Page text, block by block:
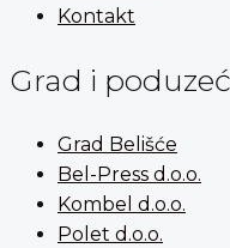
Kontakt
Grad i
Grad Belišće
Bel-Press d.o.o.
Kombel d.o.o.
Polet d.o.o.